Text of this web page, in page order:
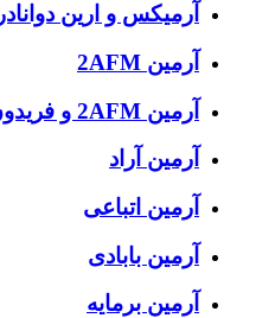
آرمیکس و ارین دوانادرا
آرمین 2AFM
آرمین 2AFM و فریدون آسرایی
آرمین آراد
آرمین اتباعی
آرمین بابادی
آرمین برمایه